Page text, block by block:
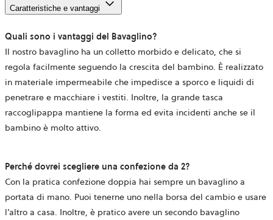
Caratteristiche e vantaggi
Quali sono i vantaggi del Bavaglino?
Il nostro bavaglino ha un colletto morbido e delicato, che si
regola facilmente seguendo la crescita del bambino. È realizzato
in materiale impermeabile che impedisce a sporco e liquidi di
penetrare e macchiare i vestiti. Inoltre, la grande tasca
raccoglipappa mantiene la forma ed evita incidenti anche se il
bambino è molto attivo.
Perché dovrei scegliere una confezione da 2?
Con la pratica confezione doppia hai sempre un bavaglino a
portata di mano. Puoi tenerne uno nella borsa del cambio e usare
l’altro a casa. Inoltre, è pratico avere un secondo bavaglino